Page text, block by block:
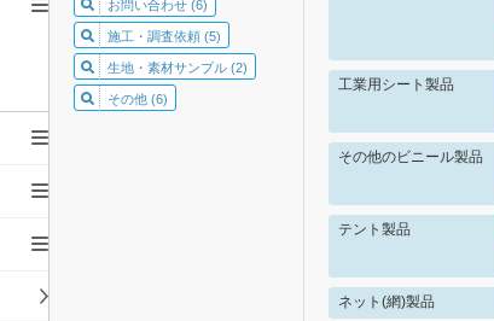
お問い合わせ (6)
施工・調査依頼 (5)
生地・素材サンプル (2)
その他 (6)
工業用シート製品
その他のビニール製品
テント製品
ネット(網)製品